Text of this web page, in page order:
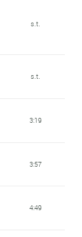
s.t.
s.t.
3:19
3:57
4:49